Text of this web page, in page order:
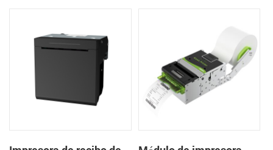
etiquetas con cortador